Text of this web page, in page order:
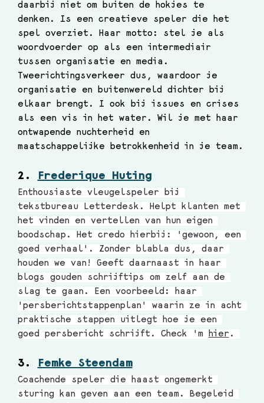
daarbij niet om buiten de hokjes te
denken. Is een creatieve speler die het
spel overziet. Haar motto: stel je als
woordvoerder op als een intermediair
tussen organisatie en media.
Tweerichtingsverkeer dus, waardoor je
organisatie en buitenwereld dichter bij
elkaar brengt. I ook bij issues en crises
als een vis in het water. Wil je met haar
ontwapende nuchterheid en
maatschappelijke betrokkenheid in je team.
2. Frederique Huting
Enthousiaste vleugelspeler bij
tekstbureau Letterdesk. Helpt klanten met
het vinden en vertellen van hun eigen
boodschap. Het credo hierbij: 'gewoon, een
goed verhaal'. Zonder blabla dus, daar
houden we van! Geeft daarnaast in haar
blogs gouden schrijftips om zelf aan de
slag te gaan. Een voorbeeld: haar
'persberichtstappenplan' waarin ze in acht
praktische stappen uitlegt hoe je een
goed persbericht schrijft. Check 'm
hier .
3. Femke Steendam
Coachende speler die haast ongemerkt
sturing kan geven aan een team. Begeleid